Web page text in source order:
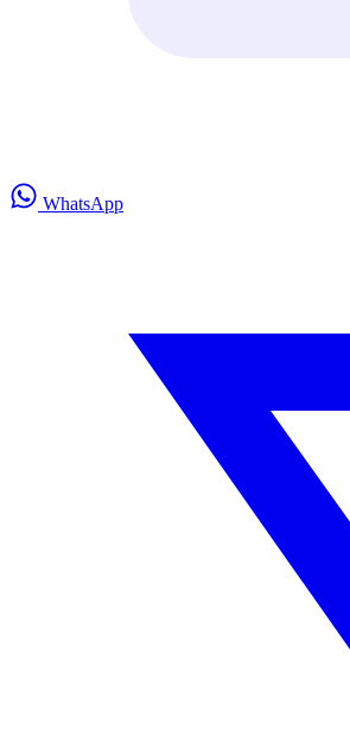
WhatsApp